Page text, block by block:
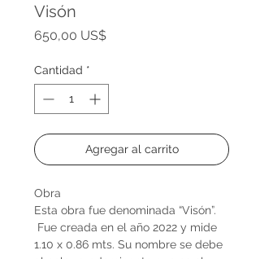
Visón
650,00 US$Precio
Cantidad *
Agregar al carrito
Obra
Esta obra fue denominada “Visón”.
Fue creada en el año 2022 y mide
1.10 x 0.86 mts. Su nombre se debe